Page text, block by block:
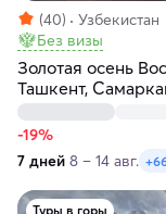
(40)
Узбекистан
Без визы
Золотая осень
Ташкент,
Бухара
-19%
7 дней 8 – 14 авг.
Туры в горы